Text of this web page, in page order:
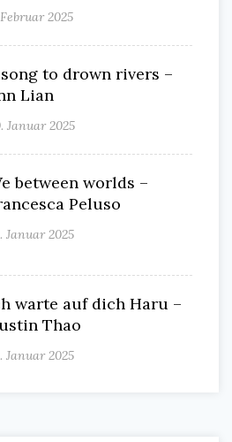
2025
song to drown rivers –
Lian
Januar 2025
between worlds –
Peluso
Januar 2025
warte auf dich Haru –
Thao
Januar 2025